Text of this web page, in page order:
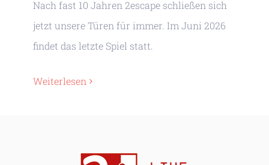
Nach fast 10 Jahren 2escape schließen sich
jetzt unsere Türen für immer. Im Juni 2026
findet das letzte Spiel statt.
Weiterlesen